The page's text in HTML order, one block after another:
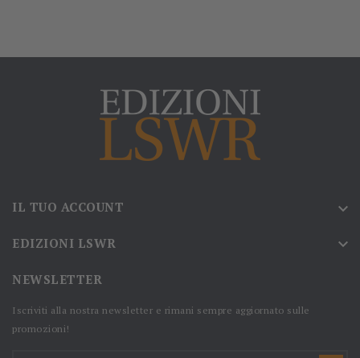
IL TUO ACCOUNT 
EDIZIONI LSWR 
NEWSLETTER
Iscriviti alla nostra newsletter e rimani sempre aggiornato sulle
promozioni!